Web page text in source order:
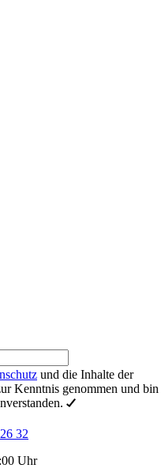
und die Inhalte der
Kenntnis genommen und bin
32
Uhr